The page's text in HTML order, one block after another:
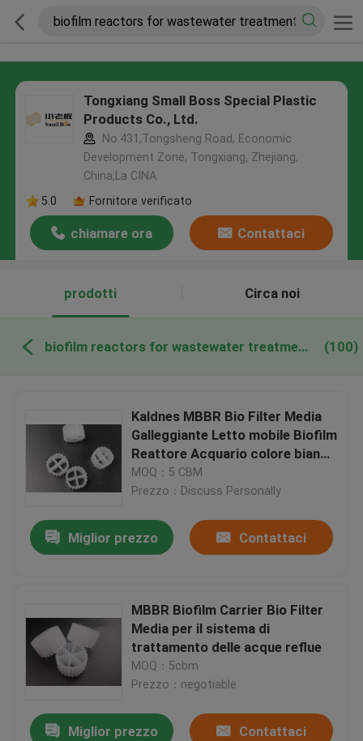
Tongxiang Small Boss Special Plastic
Products Co., Ltd.
No.431,Tongsheng Road, Economic
Development Zone, Tongxiang, Zhejiang,
China,La CINA
5.0
Fornitore verificato
chiamare ora Contattaci
prodotti Circa noi
biofilm reactors for wastewater treatment produzione online (100)
Kaldnes MBBR Bio Filter Media
Galleggiante Letto mobile Biofilm
Reattore Acquario colore bianco
11*7mm
MOQ：5 CBM
Prezzo：Discuss Personally
Miglior prezzo Contattaci
MBBR Biofilm Carrier Bio Filter
Media per il sistema di
trattamento delle acque reflue
MOQ：5cbm
Prezzo：negotiable
Miglior prezzo Contattaci